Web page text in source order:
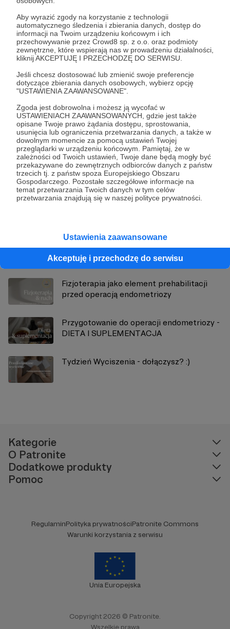
Aby wyrazić zgody na korzystanie z technologii
automatycznego śledzenia i zbierania danych, dostęp do
informacji na Twoim urządzeniu końcowym i ich
przechowywanie przez Crowd8 sp. z o.o. oraz podmioty
zewnętrzne, które wspierają nas w prowadzeniu działalności,
kliknij AKCEPTUJĘ I PRZECHODZĘ DO SERWISU.
Jeśli chcesz dostosować lub zmienić swoje preferencje
dotyczące zbierania danych osobowych, wybierz opcję
"USTAWIENIA ZAAWANSOWANE".
Zgoda jest dobrowolna i możesz ją wycofać w
USTAWIENIACH ZAAWANSOWANYCH, gdzie jest także
opisane Twoje prawo żądania dostępu, sprostowania,
usunięcia lub ograniczenia przetwarzania danych, a także w
dowolnym momencie za pomocą ustawień Twojej
przeglądarki w urządzeniu końcowym. Pamiętaj, że w
zależności od Twoich ustawień, Twoje dane będą mogły być
przekazywane do zewnętrznych odbiorców danych z państw
trzecich tj. z państw spoza Europejskiego Obszaru
Gospodarczego. Pozostałe szczegółowe informacje na
temat przetwarzania Twoich danych w tym celów
przetwarzania znajdują się w naszej polityce prywatności.
Ustawienia zaawansowane
Akceptuję i przechodzę do serwisu
Post dostępny tylko dla Patronów
Aby zobaczyć ten materiał musisz być zalogowany
Zostań Patronem
Zaloguj się
Udostępnij
Fundacja Endopolki
Zobacz profil autora
Zobacz również
Fizjoterapia jako element prehabilitacji
przed operacją endometriozy
Przygotowanie do operacji endometriozy -
DIETA I SUPLEMENTACJA
Tydzień Wyciszenia - dołączysz? :)
Kategorie
O Patronite
Dodatkowe produkty
Pomoc
RegulaminPolityka prywatnościPatronite Commons
Warunki korzystania z serwisu
Unia Europejska
Copyright 2026 © Patronite.
Wszelkie prawa